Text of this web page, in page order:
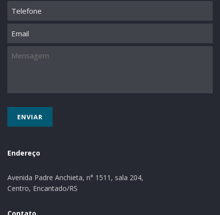
Telefone
Email
Mensagem
Endereço
Avenida Padre Anchieta, n° 1511, sala 204,
Centro, Encantado/RS